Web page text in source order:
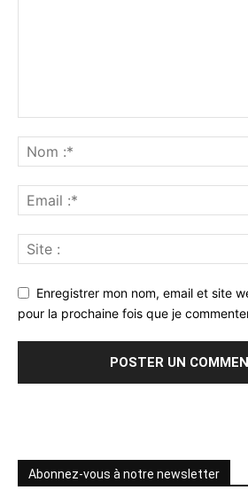
Enregistrer mon nom, email et site
pour la prochaine fois que je
Abonnez-vous à notre newsletter